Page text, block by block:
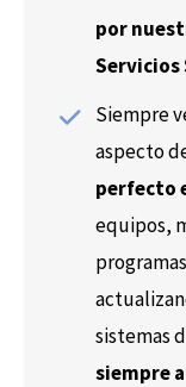
por
Servicios
Siempre
aspecto
perfecto
equipos,
sistemas
siempre